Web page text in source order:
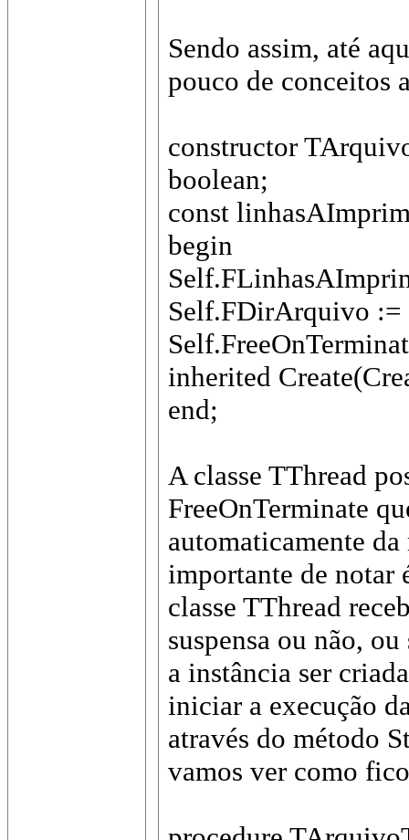
Sendo assim, até
pouco de conceitos
constructor
boolean;
const
begin
Self.FDirArquivo
inherited
end;
A classe TThread
FreeOnTerminate
automaticamente
importante de notar
classe TThread
suspensa ou não,
a instância ser
iniciar a execução
através do método
vamos ver como